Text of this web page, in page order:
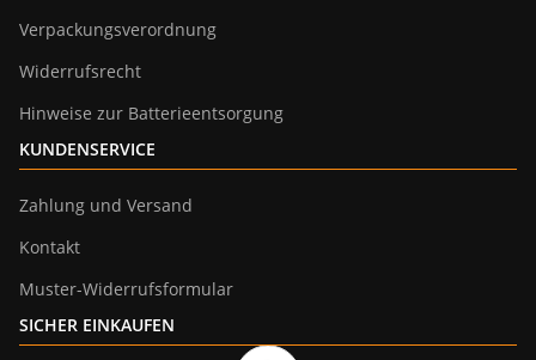
Verpackungsverordnung
Widerrufsrecht
Hinweise zur Batterieentsorgung
KUNDENSERVICE
Zahlung und Versand
Kontakt
Muster-Widerrufsformular
SICHER EINKAUFEN